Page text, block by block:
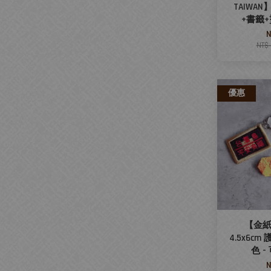
TAIWAN
+書籤
優惠
【金
4.5x6cm
色 -